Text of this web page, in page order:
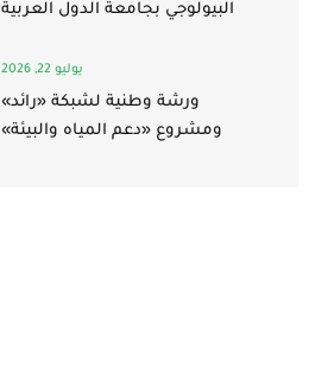
البيولوجي بجامعة الدول العربية
يوليو 22, 2026
ورشة وطنية لشبكة «رائد»
ومشروع «دعم المياه والبيئة»